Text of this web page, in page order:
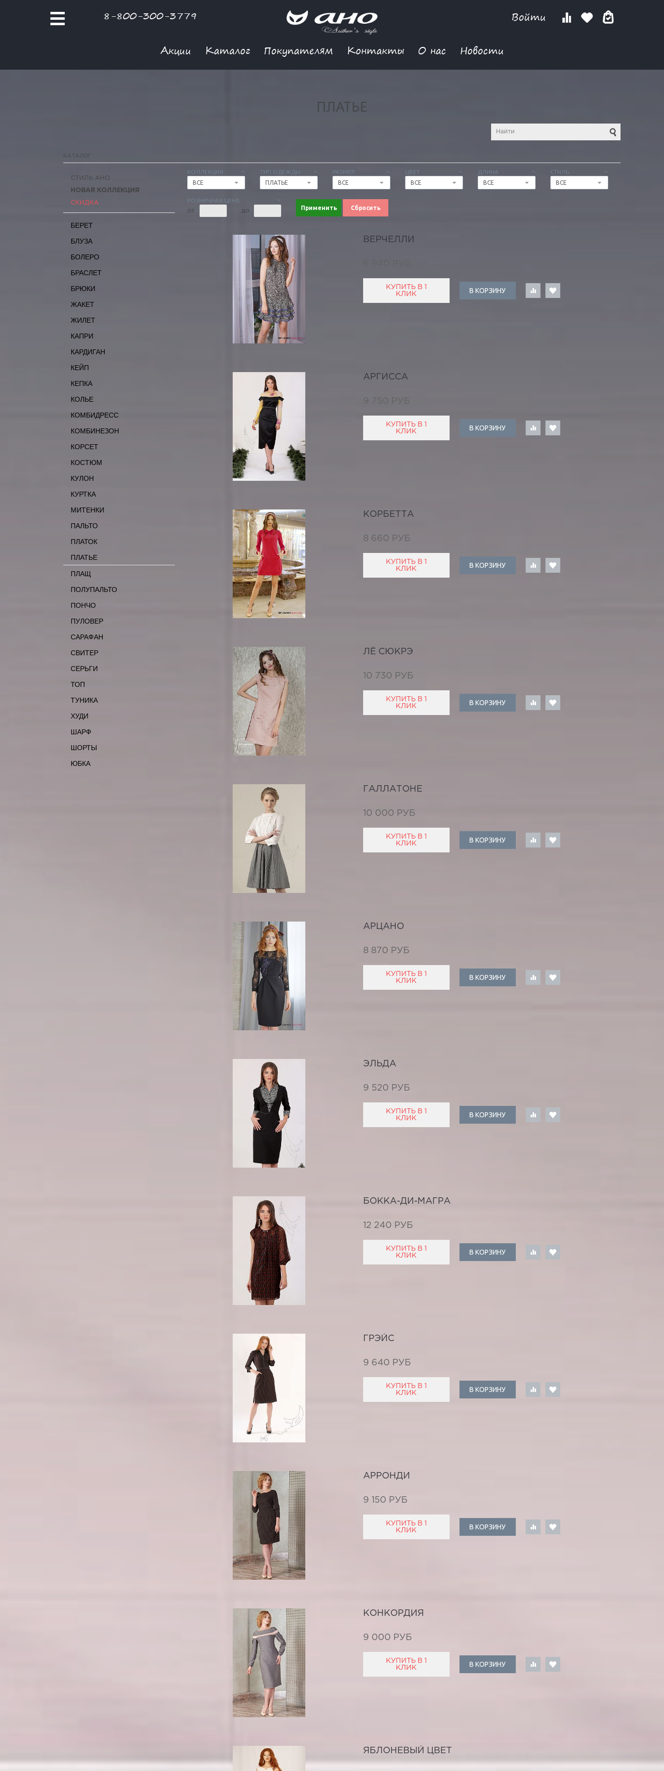
8-800-300-3779 Войти
Акции Каталог Покупателям Контакты О нас Новости
ПЛАТЬЕ
КАТАЛОГ
КОЛЛЕКЦИЯ
ВСЕ
ТИП ОДЕЖДЫ
ПЛАТЬЕ
РАЗМЕР
ВСЕ
ЦВЕТ
ВСЕ
ДЛИНА
ВСЕ
СТИЛЬ
ВСЕ
РОЗНИЧНАЯ ЦЕНА
ОТ ДО Применить Сбросить
СТИЛЬ АНО
НОВАЯ КОЛЛЕКЦИЯ
СКИДКА
БЕРЕТ
БЛУЗА
БОЛЕРО
БРАСЛЕТ
БРЮКИ
ЖАКЕТ
ЖИЛЕТ
КАПРИ
КАРДИГАН
КЕЙП
КЕПКА
КОЛЬЕ
КОМБИДРЕСС
КОМБИНЕЗОН
КОРСЕТ
КОСТЮМ
КУЛОН
КУРТКА
МИТЕНКИ
ПАЛЬТО
ПЛАТОК
ПЛАТЬЕ
ПЛАЩ
ПОЛУПАЛЬТО
ПОНЧО
ПУЛОВЕР
САРАФАН
СВИТЕР
СЕРЬГИ
ТОП
ТУНИКА
ХУДИ
ШАРФ
ШОРТЫ
ЮБКА
ВЕРЧЕЛЛИ
КУПИТЬ В 1
КЛИК
В КОРЗИНУ
АРГИССА
9 750 РУБ
КУПИТЬ В 1
КЛИК
В КОРЗИНУ
КОРБЕТТА
8 660 РУБ
КУПИТЬ В 1
КЛИК
В КОРЗИНУ
ЛЁ СЮКРЭ
10 730 РУБ
КУПИТЬ В 1
КЛИК
В КОРЗИНУ
ГАЛЛАТОНЕ
10 000 РУБ
КУПИТЬ В 1
КЛИК
В КОРЗИНУ
АРЦАНО
8 870 РУБ
КУПИТЬ В 1
КЛИК
В КОРЗИНУ
ЭЛЬДА
9 520 РУБ
КУПИТЬ В 1
КЛИК
В КОРЗИНУ
БОККА-ДИ-МАГРА
12 240 РУБ
КУПИТЬ В 1
КЛИК
В КОРЗИНУ
ГРЭЙС
9 640 РУБ
КУПИТЬ В 1
КЛИК
В КОРЗИНУ
АРРОНДИ
9 150 РУБ
КУПИТЬ В 1
КЛИК
В КОРЗИНУ
КОНКОРДИЯ
9 000 РУБ
КУПИТЬ В 1
КЛИК
В КОРЗИНУ
ЯБЛОНЕВЫЙ ЦВЕТ